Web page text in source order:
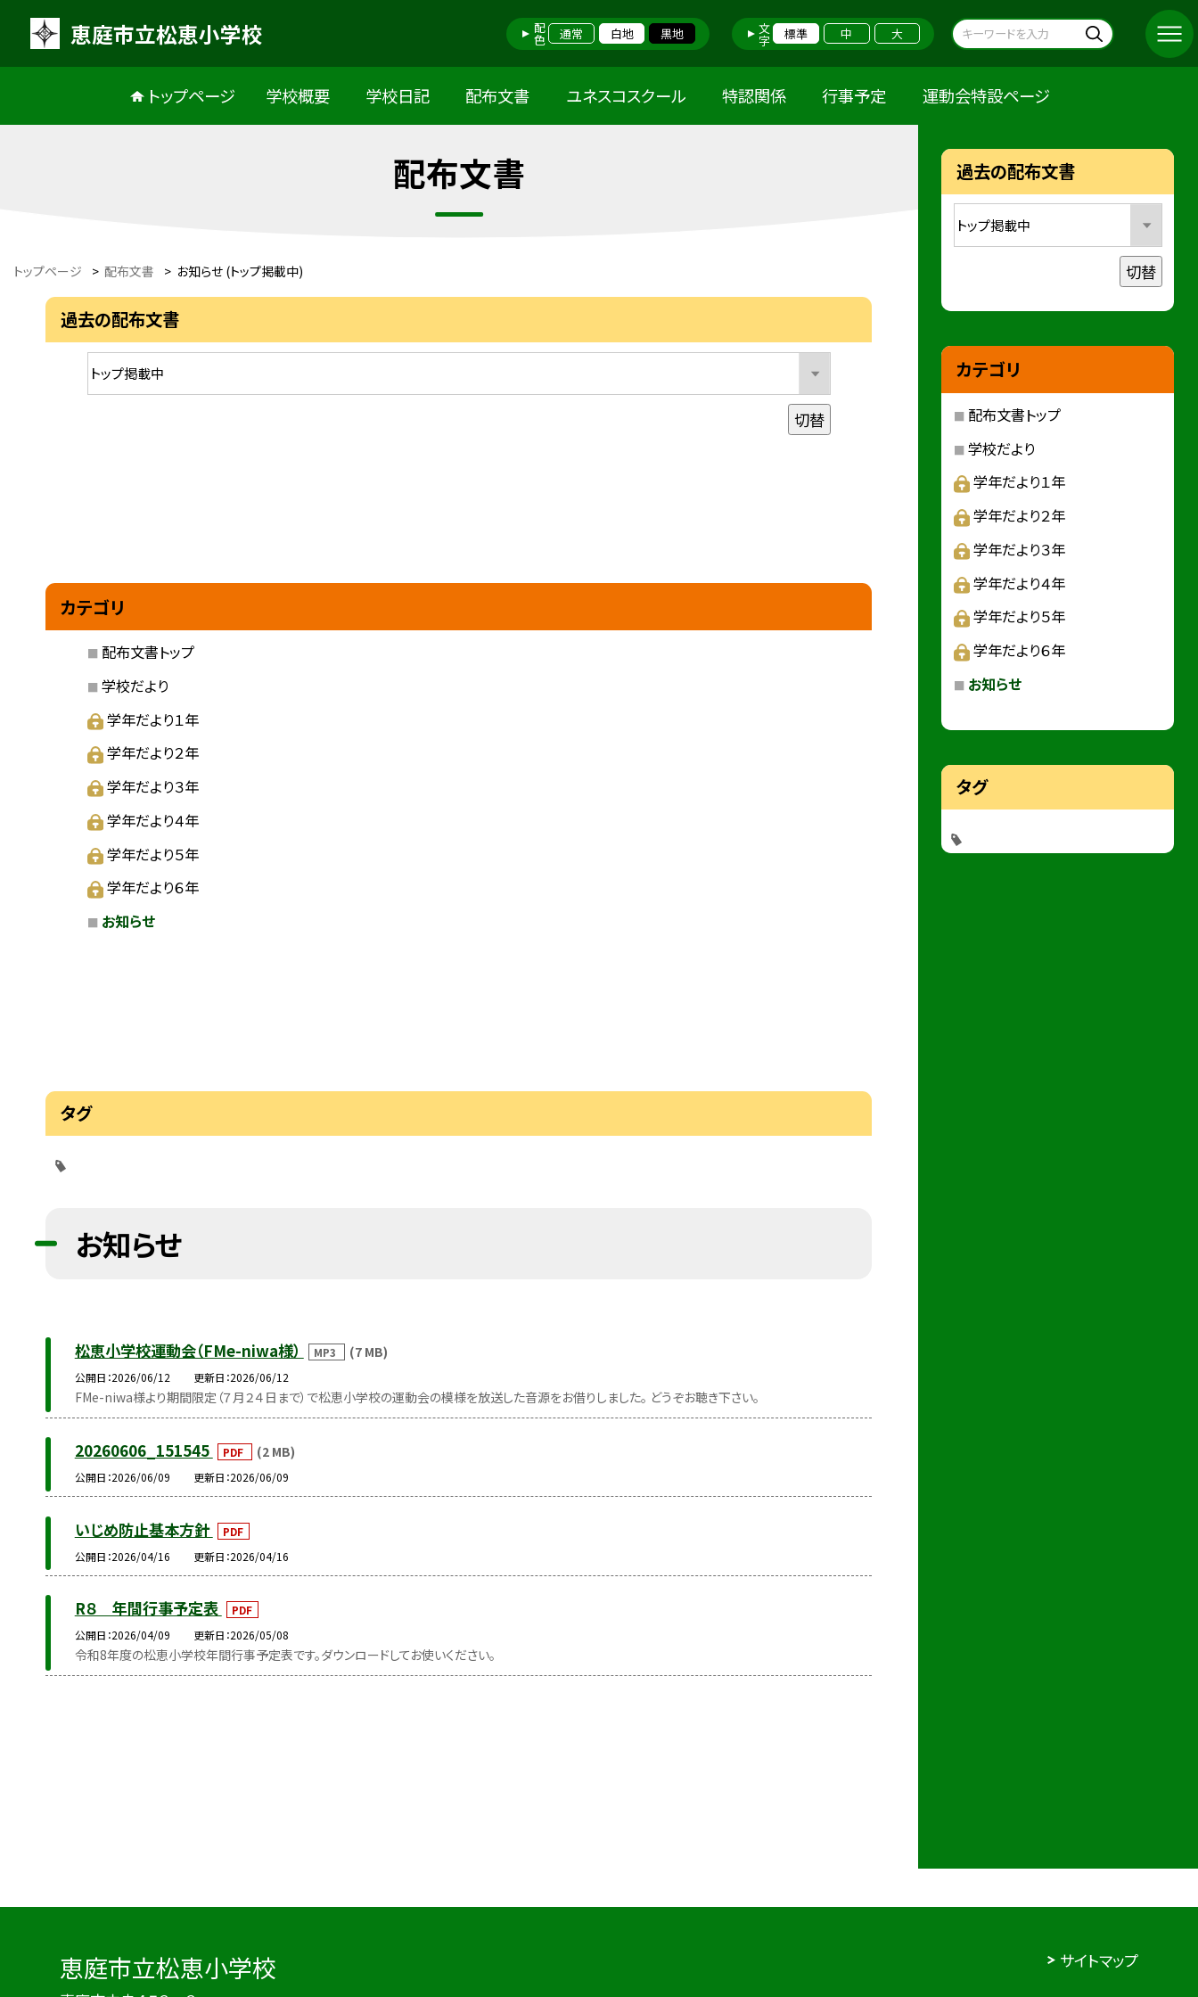
恵庭市立松恵小学校 配色 通常 白地 黒地 文字 標準 中 大
トップページ 学校概要 学校日記 配布文書 ユネスコスクール 特認関係 行事予定 運動会特設ページ
配布文書
トップページ > 配布文書 > お知らせ (トップ掲載中)
過去の配布文書
切替
カテゴリ
配布文書トップ
学校だより
学年だより１年
学年だより２年
学年だより３年
学年だより４年
学年だより５年
学年だより６年
お知らせ
タグ
お知らせ
松恵小学校運動会（FMe-niwa様） MP3 (7 MB)
公開日 2026/06/12 更新日 2026/06/12
FMe-niwa様より期間限定（７月２４日まで）で松恵小学校の運動会の模様を放送した音源をお借りしました。 どうぞお聴き下さい。
20260606_151545 PDF (2 MB)
公開日 2026/06/09 更新日 2026/06/09
いじめ防止基本方針
PDF
公開日 2026/04/16 更新日 2026/04/16
R８ 年間行事予定表
PDF
公開日 2026/04/09 更新日 2026/05/08
令和8年度の松恵小学校年間行事予定表です。ダウンロードしてお使いください。
過去の配布文書
切替
カテゴリ
配布文書トップ
学校だより
学年だより１年
学年だより２年
学年だより３年
学年だより４年
学年だより５年
学年だより６年
お知らせ
タグ
恵庭市立松恵小学校 サイトマップ